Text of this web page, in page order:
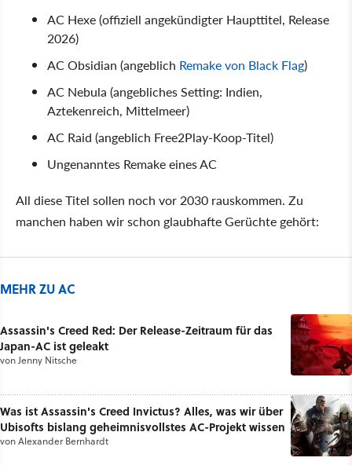
AC Hexe (offiziell angekündigter Haupttitel, Release
2026)
AC Obsidian (angeblich Remake von Black Flag)
AC Nebula (angebliches Setting: Indien,
Aztekenreich, Mittelmeer)
AC Raid (angeblich Free2Play-Koop-Titel)
Ungenanntes Remake eines AC
All diese Titel sollen noch vor 2030 rauskommen. Zu
manchen haben wir schon glaubhafte Gerüchte gehört:
MEHR ZU AC
Assassin's Creed Red: Der Release-Zeitraum für das
Japan-AC ist geleakt
vonJenny Nitsche
Was ist Assassin's Creed Invictus? Alles, was wir über
Ubisofts bislang geheimnisvollstes AC-Projekt wissen
vonAlexander Bernhardt